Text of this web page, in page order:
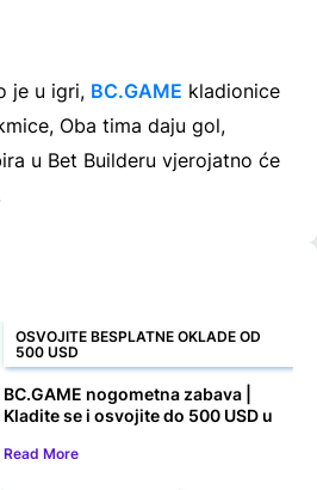
je u igri, BC.GAME kladionice
Oba tima daju gol,
u Bet Builderu vjerojatno će
OSVOJITE BESPLATNE OKLADE OD
500 USD
BC.GAME nogometna zabava |
Kladite se i osvojite do 500 USD u
Read More